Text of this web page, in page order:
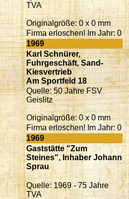
TVA
Originalgröße: 0 x 0 mm
Firma erloschen! Im Jahr: 0
1969
Karl Schnürer,
Fuhrgeschäft, Sand-
Kiesvertrieb
Am Sportfeld 18
Quelle: 50 Jahre FSV
Geislitz
Originalgröße: 0 x 0 mm
Firma erloschen! Im Jahr: 0
1969
Gaststätte "Zum
Steines", Inhaber Johann
Sprau
Quelle: 1969 - 75 Jahre
TVA